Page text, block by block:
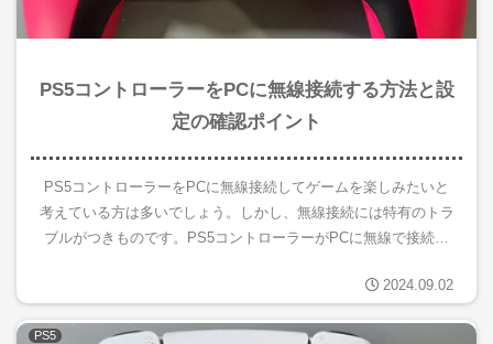
PS5コントローラーをPCに無線接続する方法と設
定の確認ポイント
PS5コントローラーをPCに無線接続してゲームを楽しみたいと
考えている方は多いでしょう。しかし、無線接続には特有のトラ
ブルがつきものです。PS5コントローラーがPCに無線で接続で
2024.09.02
PS5